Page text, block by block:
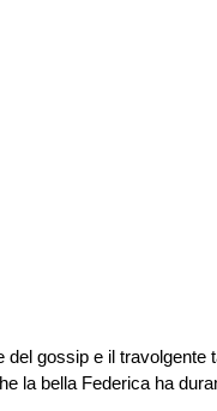
del gossip e il
la bella Federica ha